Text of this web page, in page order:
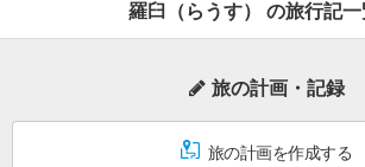
羅臼（らうす） の旅行記一
旅の計画・記録
旅の計画を作成する